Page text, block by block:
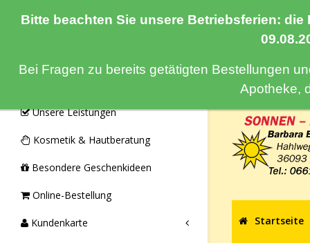
Bitte beachten Sie unsere Betriebsferien:
Bei Fragen zu bereits getätigten Bestellungen
Apotheke,
Unsere Leistungen
Kosmetik & Hautberatung
Besondere Geschenkideen
Online-Bestellung
Kundenkarte Startseite